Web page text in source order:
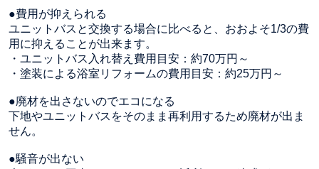
●費用が抑えられる
ユニットバスと交換する場合に比べると、おおよそ1/3の費
用に抑えることが出来ます。
・ユニットバス入れ替え費用目安：約70万円～
・塗装による浴室リフォームの費用目安：約25万円～
●廃材を出さないのでエコになる
下地やユニットバスをそのまま再利用するため廃材が出ま
せん。
●騒音が出ない